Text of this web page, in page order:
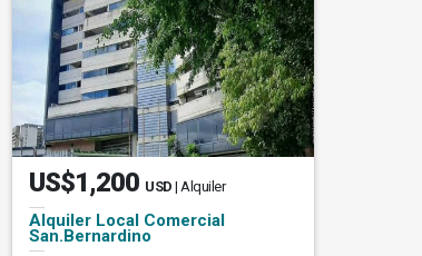
US$1,200 USD | Alquiler
Alquiler Local Comercial
San.Bernardino